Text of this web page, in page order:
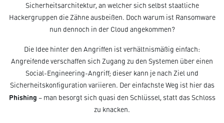
Sicherheitsarchitektur, an welcher sich selbst staatliche
Hackergruppen die Zähne ausbeißen. Doch warum ist Ransomware
nun dennoch in der Cloud angekommen?
Die Idee hinter den Angriffen ist verhältnismäßig einfach:
Angreifende verschaffen sich Zugang zu den Systemen über einen
Social-Engineering-Angriff; dieser kann je nach Ziel und
Sicherheitskonfiguration variieren. Der einfachste Weg ist hier das
Phishing – man besorgt sich quasi den Schlüssel, statt das Schloss
zu knacken.